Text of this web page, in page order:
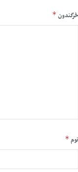
څرگندون*
نوم*